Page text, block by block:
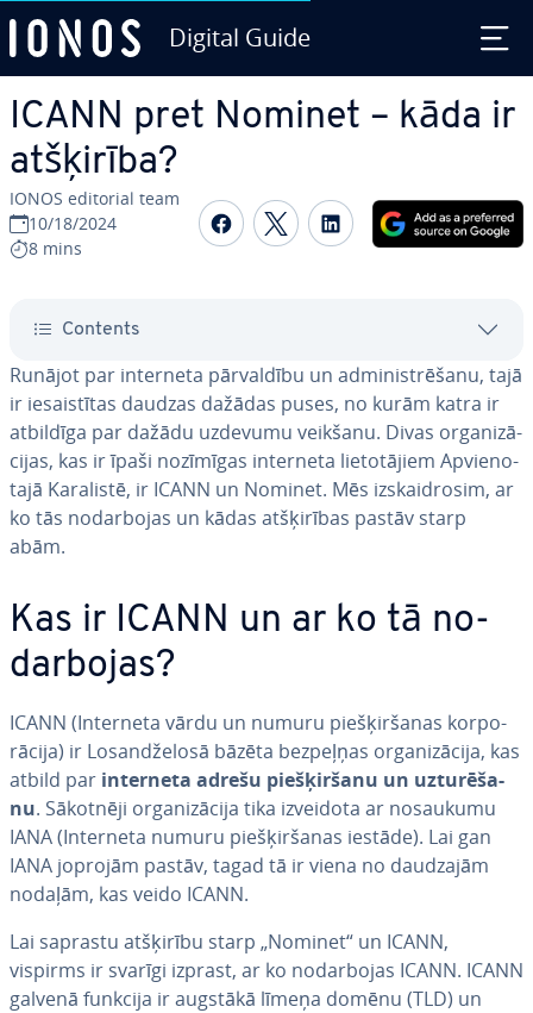
Digital Guide
ICANN pret Nominet – kāda ir
atšķirība?
IONOS editorial team
10/18/2024
8 mins
Share on Facebook
Share on Twitter
Share on
Contents
Runājot par interneta pār­val­dī­bu un ad­mi­nis­trē­ša­nu, tajā
ir ie­sais­tī­tas daudzas dažādas puses, no kurām katra ir
atbildīga par dažādu uzdevumu veikšanu. Divas or­ga­ni­zā­
ci­jas, kas ir īpaši nozīmīgas interneta lie­to­tā­jiem Ap­vie­no­
ta­jā Karalistē, ir ICANN un Nominet. Mēs iz­skaid­ro­sim, ar
ko tās no­dar­bo­jas un kādas at­šķi­rī­bas pastāv starp
abām.
Kas ir ICANN un ar ko tā no­
dar­bo­jas?
ICANN (Interneta vārdu un numuru pie­šķir­ša­nas kor­po­
rā­ci­ja) ir Lo­sandže­lo­sā bāzēta bezpeļņas or­ga­ni­zā­ci­ja, kas
atbild par interneta adrešu pie­šķir­ša­nu un uz­tu­rē­ša­
nu. Sākotnēji or­ga­ni­zā­ci­ja tika izveidota ar nosaukumu
IANA (Interneta numuru pie­šķir­ša­nas iestāde). Lai gan
IANA joprojām pastāv, tagad tā ir viena no daudzajām
nodaļām, kas veido ICANN.
Lai saprastu atšķirību starp „Nominet“ un ICANN,
vispirms ir svarīgi izprast, ar ko no­dar­bo­jas ICANN. ICANN
galvenā funkcija ir augstākā līmeņa domēnu (TLD) un